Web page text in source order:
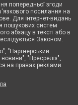
попередньої згоди
посилання на
Для інтернет-видань
пошукових систем
абзацу в тексті або в
Законом.
"Партнерський
"Пресреліз",
на правах реклами.